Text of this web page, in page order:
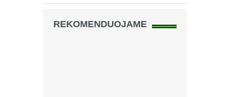
REKOMENDUOJAME